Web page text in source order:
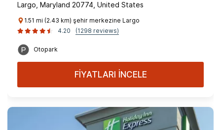
Largo, Maryland 20774, United States
1.51 mi (2.43 km) şehir merkezine Largo
4.20
(1298 reviews)
Otopark
FİYATLARI İNCELE